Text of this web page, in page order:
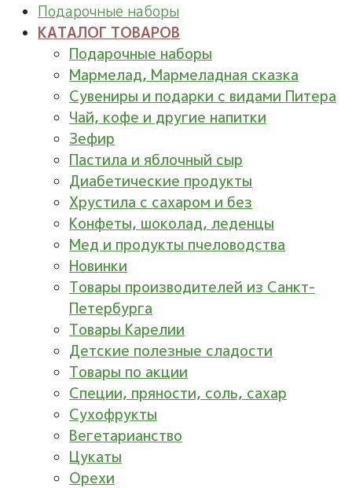
Подарочные наборы
КАТАЛОГ ТОВАРОВ
Подарочные наборы
Мармелад, Мармеладная сказка
Сувениры и подарки с видами Питера
Чай, кофе и другие напитки
Зефир
Пастила и яблочный сыр
Диабетические продукты
Хрустила с сахаром и без
Конфеты, шоколад, леденцы
Мед и продукты пчеловодства
Новинки
Товары производителей из Санкт-
Петербурга
Товары Карелии
Детские полезные сладости
Товары по акции
Специи, пряности, соль, сахар
Сухофрукты
Вегетарианство
Цукаты
Орехи